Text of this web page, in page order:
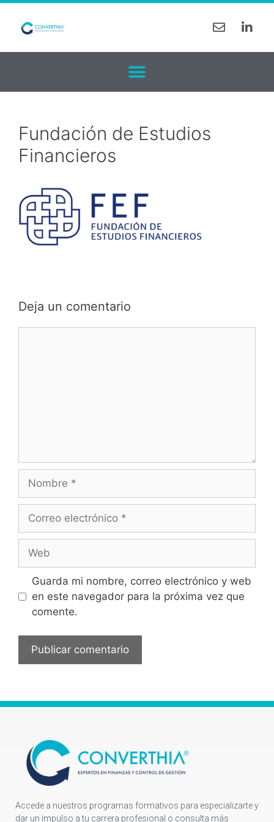
Fundación de Estudios
Financieros
Deja un comentario
Guarda mi nombre, correo electrónico y web
en este navegador para la próxima vez que
comente.
Accede a nuestros programas formativos para especializarte y
dar un impulso a tu carrera profesional o consulta más